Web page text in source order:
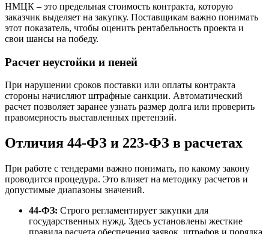
НМЦК – это предельная стоимость контракта, которую
заказчик выделяет на закупку. Поставщикам важно понимать
этот показатель, чтобы оценить рентабельность проекта и
свои шансы на победу.
Расчет неустойки и пеней
При нарушении сроков поставки или оплаты контракта
стороны начисляют штрафные санкции. Автоматический
расчет позволяет заранее узнать размер долга или проверить
правомерность выставленных претензий.
Отличия 44-ФЗ и 223-ФЗ в расчетах
При работе с тендерами важно понимать, по какому закону
проводится процедура. Это влияет на методику расчетов и
допустимые диапазоны значений.
44-ФЗ: Строго регламентирует закупки для
государственных нужд. Здесь установлены жесткие